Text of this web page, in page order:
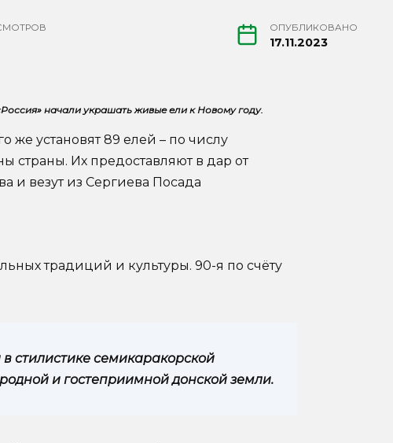
ОПУБЛИКОВАНО
17.11.2023
начали украшать живые ели к Новому году.
же установят 89 елей – по числу
страны. Их предоставляют в дар от
и везут из Сергиева Посада
традиций и культуры. 90-я по счёту
стилистике семикаракорской
и гостеприимной донской земли.